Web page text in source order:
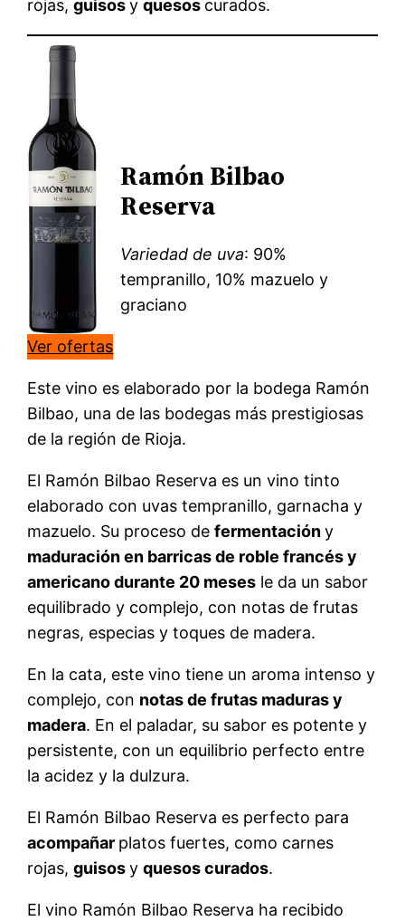
rojas,guisosyquesos curados.
Ramón Bilbao
Reserva
Variedad de uva: 90%
tempranillo, 10% mazuelo y
graciano
Ver ofertas
Este vino es elaborado por la bodega Ramón
Bilbao, una de las bodegas más prestigiosas
de la región de Rioja.
El Ramón Bilbao Reserva es un vino tinto
elaborado con uvas tempranillo, garnacha y
mazuelo. Su proceso defermentacióny
maduración en barricas de roble francés y
americano durante 20 meses le da un sabor
equilibrado y complejo, con notas de frutas
negras, especias y toques de madera.
En la cata, este vino tiene un aroma intenso y
complejo, con notas de frutas maduras y
madera. En el paladar, su sabor es potente y
persistente, con un equilibrio perfecto entre
la acidez y la dulzura.
El Ramón Bilbao Reserva es perfecto para
acompañar platos fuertes, como carnes
rojas,guisosyquesos curados.
El vino Ramón Bilbao Reserva ha recibido